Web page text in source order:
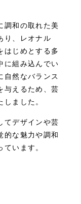
調和の取れた美
り、レオナル
はじめとする多
に組み込んでい
自然なバランス
与えるため、芸
ました。
てデザインや芸
的な魅力や調和
います。